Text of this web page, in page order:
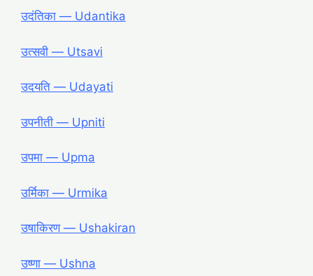
उदंतिका ― Udantika
उत्सवी ― Utsavi
उदयति ― Udayati
उपनीती ― Upniti
उपमा ― Upma
उर्मिका ― Urmika
उषाकिरण ― Ushakiran
उष्णा ― Ushna